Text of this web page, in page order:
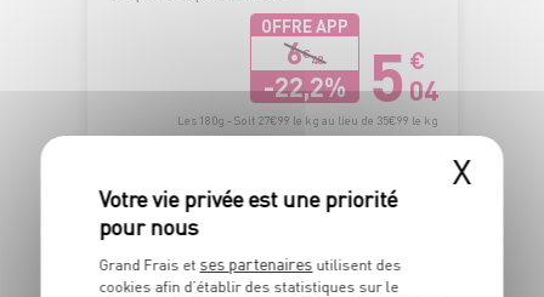
OFFRE APP
6€48
-22,2% 5 €
04
Les 180g - Soit 27€99 le kg au lieu de 35€99 le kg
X
Grand Frais et ses partenaires utilisent des
cookies afin d’établir des statistiques sur le